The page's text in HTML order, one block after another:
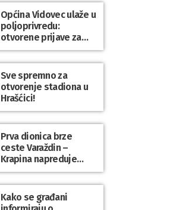
Općina Vidovec ulaže u
poljoprivredu:
otvorene prijave za
općinske potpore
Sve spremno za
otvorenje stadiona u
Hrašćici!
Prva dionica brze
ceste Varaždin –
Krapina napreduje
prema planu
Kako se građani